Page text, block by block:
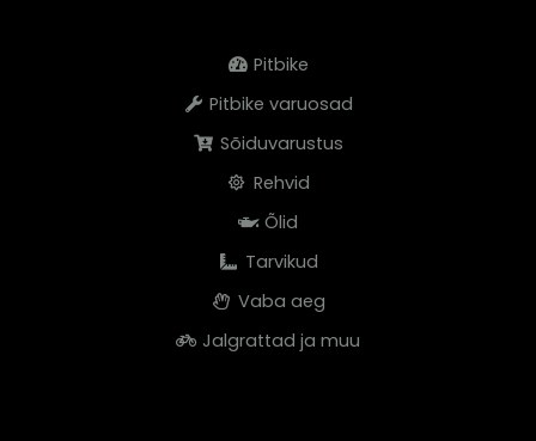
Pitbike
Pitbike varuosad
Sõiduvarustus
Rehvid
Õlid
Tarvikud
Vaba aeg
Jalgrattad ja muu